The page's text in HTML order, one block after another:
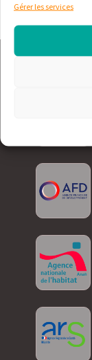
Gérer les services